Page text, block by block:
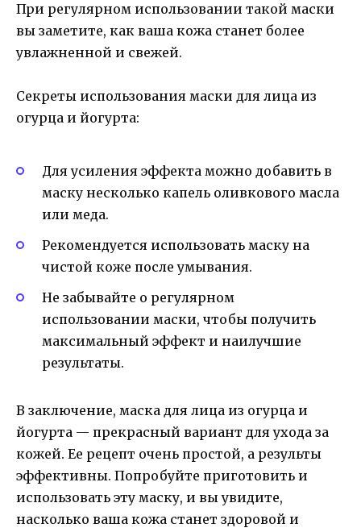
При регулярном использовании такой маски
вы заметите, как ваша кожа станет более
увлажненной и свежей.
Секреты использования маски для лица из
огурца и йогурта:
Для усиления эффекта можно добавить в
маску несколько капель оливкового масла
или меда.
Рекомендуется использовать маску на
чистой коже после умывания.
Не забывайте о регулярном
использовании маски, чтобы получить
максимальный эффект и наилучшие
результаты.
В заключение, маска для лица из огурца и
йогурта — прекрасный вариант для ухода за
кожей. Ее рецепт очень простой, а результы
эффективны. Попробуйте приготовить и
использовать эту маску, и вы увидите,
насколько ваша кожа станет здоровой и